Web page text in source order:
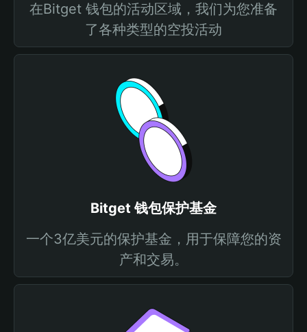
在Bitget 钱包的活动区域，我们为您准备
了各种类型的空投活动
Bitget 钱包保护基金
一个3亿美元的保护基金，用于保障您的资
产和交易。